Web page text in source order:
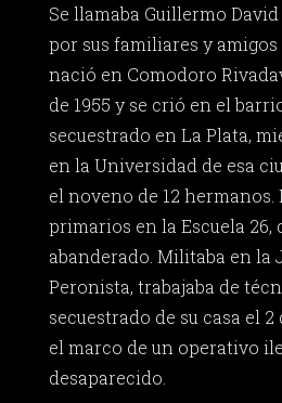
Se llamaba Guillermo
por sus familiares y amigos
nació en Comodoro
de 1955 y se crió en el
secuestrado en La Plata,
en la Universidad de esa
el noveno de 12 hermanos.
primarios en la Escuela 26,
abanderado. Militaba en la
Peronista, trabajaba de
secuestrado de su casa el 2
el marco de un operativo
desaparecido.